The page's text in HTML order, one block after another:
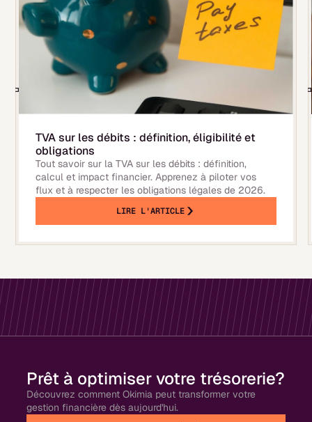
TVA sur les débits : définition, éligibilité et
obligations
Tout savoir sur la TVA sur les débits : définition,
calcul et impact financier. Apprenez à piloter vos
flux et à respecter les obligations légales de 2026.
LIRE L'ARTICLE
Prêt à optimiser votre trésorerie?
Découvrez comment Okimia peut transformer votre
gestion financière dès aujourd'hui.